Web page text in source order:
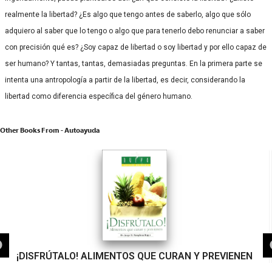
realmente la libertad? ¿Es algo que tengo antes de saberlo, algo que sólo
adquiero al saber que lo tengo o algo que para tenerlo debo renunciar a saber
con precisión qué es? ¿Soy capaz de libertad o soy libertad y por ello capaz de
ser humano? Y tantas, tantas, demasiadas preguntas. En la primera parte se
intenta una antropología a partir de la libertad, es decir, considerando la
libertad como diferencia específica del género humano.
Other Books From - Autoayuda
¡DISFRÚTALO! ALIMENTOS QUE CURAN Y PREVIENEN